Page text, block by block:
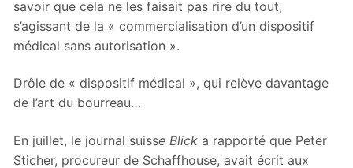
savoir que cela ne les faisait pas rire du tout,
s’agissant de la « commercialisation d’un dispositif
médical sans autorisation ».
Drôle de « dispositif médical », qui relève davantage
de l’art du bourreau…
En juillet, le journal suisse Blick a rapporté que Peter
Sticher, procureur de Schaffhouse, avait écrit aux